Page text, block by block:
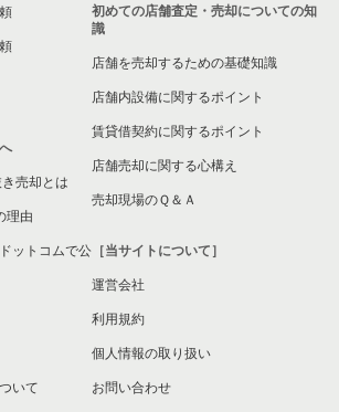
売却とは
理由
ットコムで公
いて
初めての店舗査定・売却についての知
識
店舗を売却するための基礎知識
店舗内設備に関するポイント
賃貸借契約に関するポイント
店舗売却に関する心構え
売却現場のＱ＆Ａ
［当サイトについて］
運営会社
利用規約
個人情報の取り扱い
お問い合わせ